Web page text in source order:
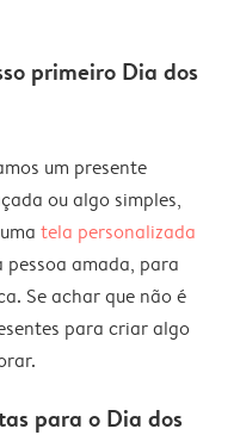
primeiro Dia dos
um presente
ou algo simples,
tela personalizada
amada, para
Se achar que não é
para criar algo
para o Dia dos